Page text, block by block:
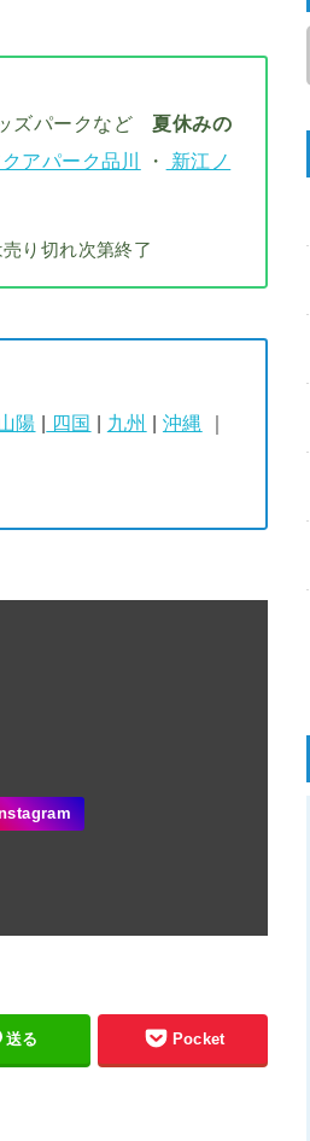
ッズパークなど夏休みの
アパーク品川 ・
新江ノ
り切れ次第終了
陽 四国 九州 沖縄
送る Pocket